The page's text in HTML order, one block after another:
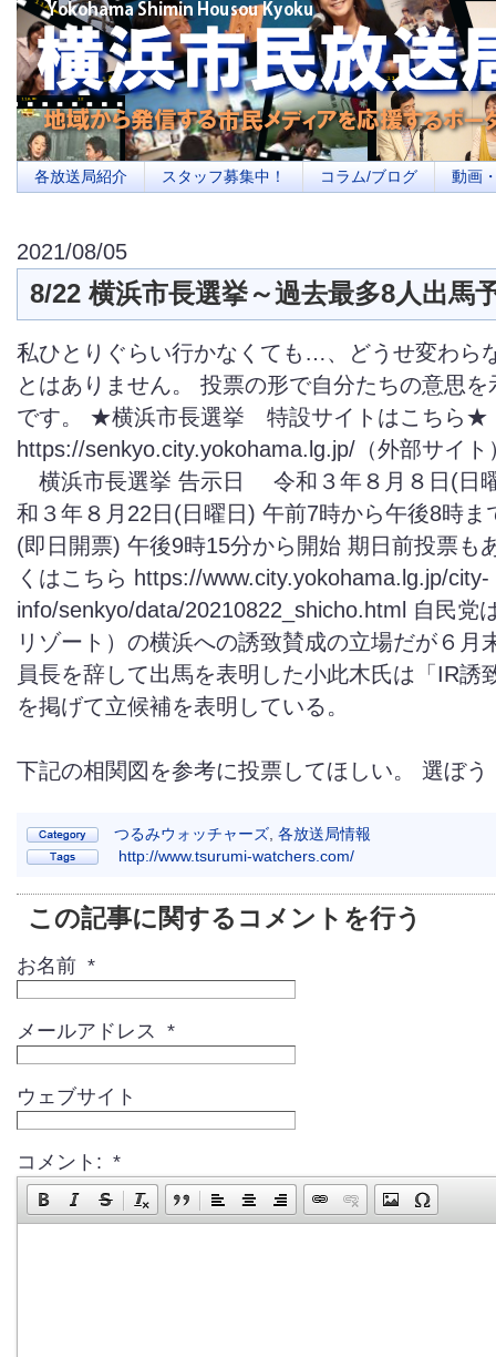
横浜の地域メディア、地域・市民・放送局・メディアを応援するポータルサ
を目指します
各放送局紹介 スタッフ募集中！ コラム/ブログ 動画
2021/08/05
8/22 横浜市長選挙～過去最多8人出馬
私ひとりぐらい行かなくても…、どうせ変わら
とはありません。 投票の形で自分たちの意思
です。 ★横浜市長選挙 特設サイトはこちら★
https://senkyo.city.yokohama.lg.jp/（外部サイ
横浜市長選挙 告示日 令和３年８月８日(
和３年８月22日(日曜日) 午前7時から午後8時
(即日開票) 午後9時15分から開始 期日前投票も
くはこちら https://www.city.yokohama.lg.jp/city-
info/senkyo/data/20210822_shicho.html 自民党
リゾート）の横浜への誘致賛成の立場だが６月
員長を辞して出馬を表明した小此木氏は「IR誘
を掲げて立候補を表明している。
下記の相関図を参考に投票してほしい。 選ぼう
つるみウォッチャーズ 各放送局情報
http://www.tsurumi-watchers.com/
この記事に関するコメントを行う
お名前 *
メールアドレス *
ウェブサイト
コメント: *